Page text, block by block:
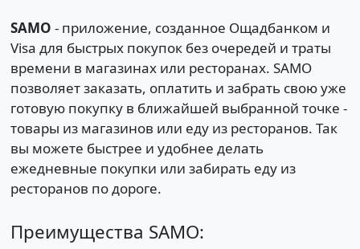
SAMO - приложение, созданное Ощадбанком и
Visa для быстрых покупок без очередей и траты
времени в магазинах или ресторанах. SAMO
позволяет заказать, оплатить и забрать свою уже
готовую покупку в ближайшей выбранной точке -
товары из магазинов или еду из ресторанов. Так
вы можете быстрее и удобнее делать
ежедневные покупки или забирать еду из
ресторанов по дороге.
Преимущества SAMO: